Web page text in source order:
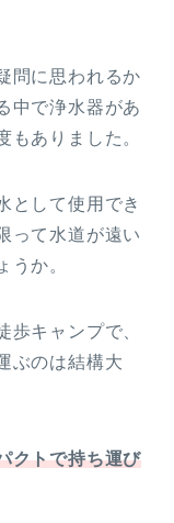
問に思われるか
中で浄水器があ
もありました。
として使用でき
って水道が遠い
うか。
歩キャンプで、
ぶのは結構大
クトで持ち運び